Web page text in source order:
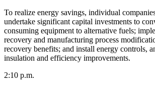
To realize energy savings, individual
undertake significant capital investments to
consuming equipment to alternative fuels;
recovery and manufacturing process
recovery benefits; and install energy controls,
insulation and efficiency improvements.
2:10 p.m.